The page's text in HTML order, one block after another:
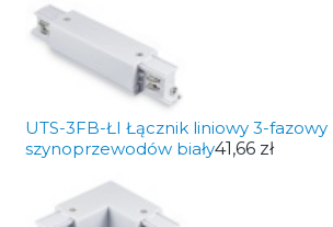
UTS-3FB-ŁI Łącznik liniowy 3-fazowy
szynoprzewodów biały41,66 zł